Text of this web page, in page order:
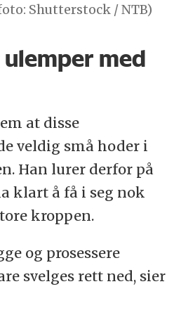
Shutterstock / NTB)
med
at disse
veldig små hoder i
Han lurer derfor på
klart å få i seg nok
kroppen.
og prosessere
svelges rett ned, sier